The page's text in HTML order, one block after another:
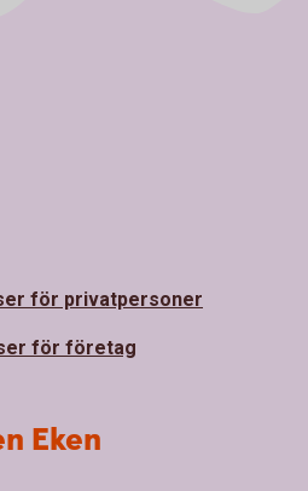
för privatpersoner
för företag
Eken